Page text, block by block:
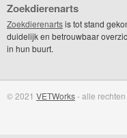
Zoekdierenarts
Zoekdierenartsis tot stand
duidelijk en betrouwbaar
in hun buurt.
© 2021 VETWorks- alle